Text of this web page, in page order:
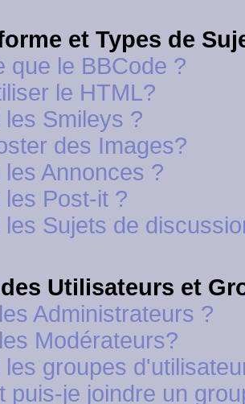
et Types de
que le BBCode ?
le HTML?
Smileys ?
des Images?
Annonces ?
Post-it ?
Sujets de
Utilisateurs et
Administrateurs ?
Modérateurs?
groupes
puis-je joindre un